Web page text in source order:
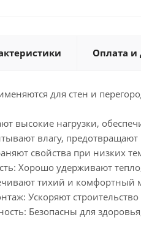
Оплата и
для стен и
высокие нагрузки,
влагу, предотвращают
свойства при низких
Хорошо удерживают
тихий и комфортный
Ускоряют
Безопасны для